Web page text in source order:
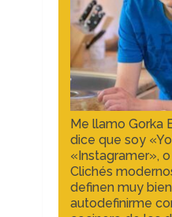
Me llamo Gorka
dice que soy
«Instagramer»,
Clichés
definen muy
autodefinirme